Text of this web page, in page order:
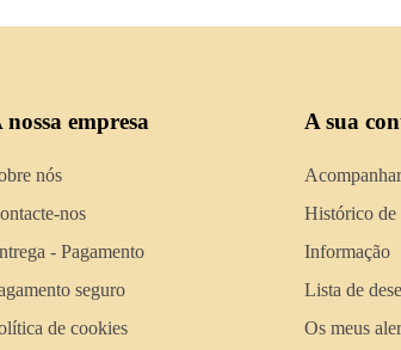
nossa empresa
nós
nos
- Pagamento
seguro
de cookies
A sua
Histórico de
Informação
Lista de
Os meus